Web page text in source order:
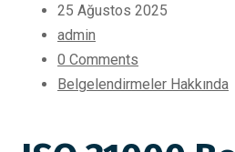
25 Ağustos 2025
admin
0 Comments
Belgelendirmeler Hakkında